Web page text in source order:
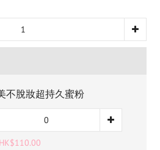
不脫妝超持久蜜粉